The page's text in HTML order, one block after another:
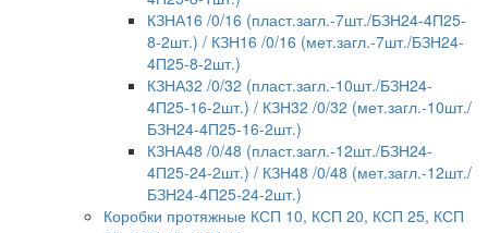
КЗНА16 /0/16 (пласт.загл.-7шт./БЗН24-4П25-
8-2шт.) / КЗН16 /0/16 (мет.загл.-7шт./БЗН24-
4П25-8-2шт.)
КЗНА32 /0/32 (пласт.загл.-10шт./БЗН24-
4П25-16-2шт.) / КЗН32 /0/32 (мет.загл.-10шт./
БЗН24-4П25-16-2шт.)
КЗНА48 /0/48 (пласт.загл.-12шт./БЗН24-
4П25-24-2шт.) / КЗН48 /0/48 (мет.загл.-12шт./
БЗН24-4П25-24-2шт.)
Коробки протяжные КСП 10, КСП 20, КСП 25, КСП